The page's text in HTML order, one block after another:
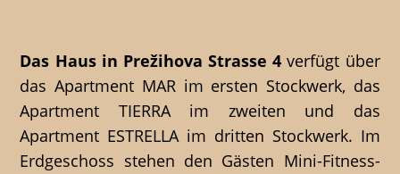
Das Haus in Prežihova Strasse 4 verfügt über
das Apartment MAR im ersten Stockwerk, das
Apartment TIERRA im zweiten und das
Apartment ESTRELLA im dritten Stockwerk. Im
Erdgeschoss stehen den Gästen Mini-Fitness-